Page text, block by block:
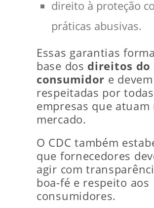
direito à proteção
práticas abusivas.
Essas garantias
base dos direitos do
consumidor e
respeitadas por
empresas que atuam
mercado.
O CDC também
que fornecedores
agir com
boa-fé e respeito aos
consumidores.